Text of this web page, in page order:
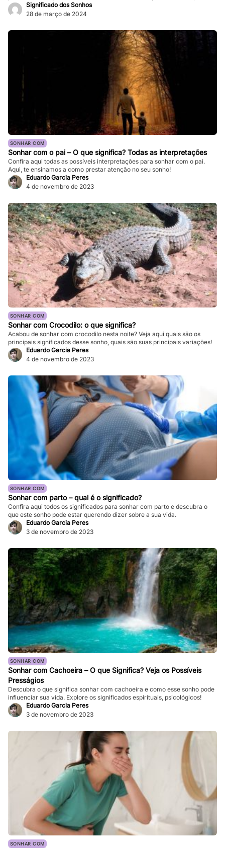
ser tão vívidos e assustadores que fazem nosso coração bater forte, e a
sensação de medo persiste mesmo depois de acordarmos. Enquanto
impactar significativamente nossa […]
Significado dos Sonhos
28 de março de 2024
SONHAR COM
Sonhar com o pai – O que significa? Todas as interpretações
Confira aqui todas as possíveis interpretações para sonhar com o pai.
Aqui, te ensinamos a como prestar atenção no seu sonho!
Eduardo Garcia Peres
4 de novembro de 2023
SONHAR COM
Sonhar com Crocodilo: o que significa?
Acabou de sonhar com crocodilo nesta noite? Veja aqui quais são os
principais significados desse sonho, quais são suas principais variações!
Eduardo Garcia Peres
4 de novembro de 2023
SONHAR COM
Sonhar com parto – qual é o significado?
Confira aqui todos os significados para sonhar com parto e descubra o
que este sonho pode estar querendo dizer sobre a sua vida.
Eduardo Garcia Peres
3 de novembro de 2023
SONHAR COM
Sonhar com Cachoeira – O que Significa? Veja os Possíveis
Presságios
Descubra o que significa sonhar com cachoeira e como esse sonho pode
influenciar sua vida. Explore os significados espirituais, psicológicos!
Eduardo Garcia Peres
3 de novembro de 2023
SONHAR COM